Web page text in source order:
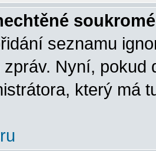
seznamu
Nyní, pokud
který má